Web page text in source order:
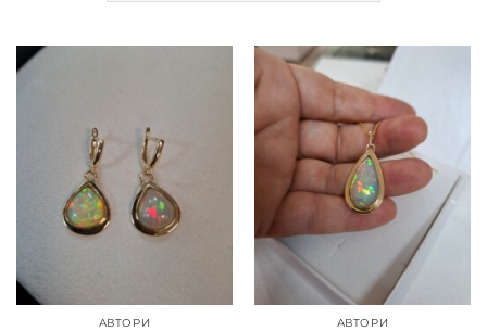
АВТОРИ АВТОРИ